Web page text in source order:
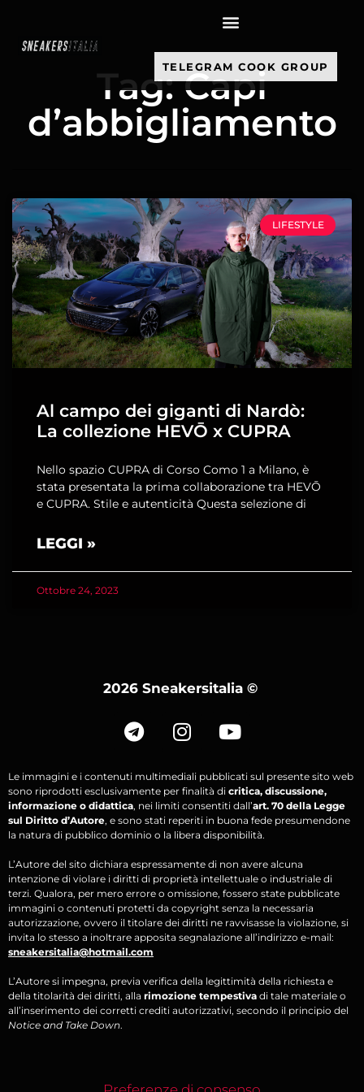
TELEGRAM COOK GROUP
Tag: Capi
d’abbigliamento
LIFESTYLE
Al campo dei giganti di Nardò:
La collezione HEVŌ x CUPRA
Nello spazio CUPRA di Corso Como 1 a Milano, è
stata presentata la prima collaborazione tra HEVŌ
e CUPRA. Stile e autenticità Questa selezione di
LEGGI »
Ottobre 24, 2023
2026 Sneakersitalia ©
Le immagini e i contenuti multimediali pubblicati sul presente sito web
sono riprodotti esclusivamente per finalità di critica, discussione,
informazione o didattica, nei limiti consentiti dall’art. 70 della Legge
sul Diritto d’Autore, e sono stati reperiti in buona fede presumendone
la natura di pubblico dominio o la libera disponibilità.
L’Autore del sito dichiara espressamente di non avere alcuna
intenzione di violare i diritti di proprietà intellettuale o industriale di
terzi. Qualora, per mero errore o omissione, fossero state pubblicate
immagini o contenuti protetti da copyright senza la necessaria
autorizzazione, ovvero il titolare dei diritti ne ravvisasse la violazione, si
invita lo stesso a inoltrare apposita segnalazione all’indirizzo e-mail:
sneakersitalia@hotmail.com
L’Autore si impegna, previa verifica della legittimità della richiesta e
della titolarità dei diritti, alla rimozione tempestiva di tale materiale o
all’inserimento dei corretti crediti autorizzativi, secondo il principio del
Notice and Take Down.